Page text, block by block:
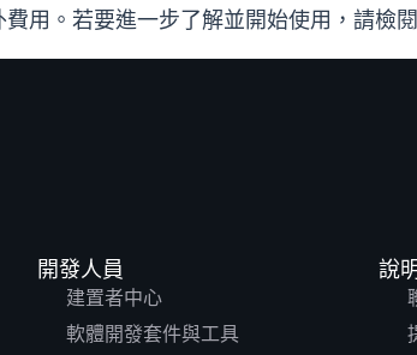
用。若要進一步了解並開始使用，請檢
開發人員
建置者中心
軟體開發套件與工具
說